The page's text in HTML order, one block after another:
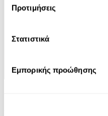
Προτιμήσεις
Στατιστικά
Εμπορικής προώθησης